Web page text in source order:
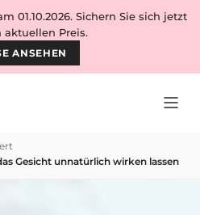
01.10.2026. Sichern Sie sich jetzt
aktuellen Preis.
ANSEHEN
Gesicht unnatürlich wirken lassen